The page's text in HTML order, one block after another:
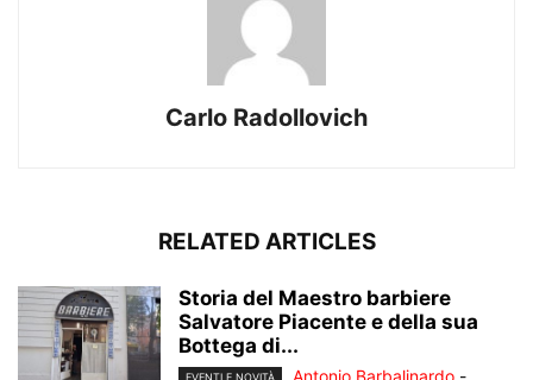
Carlo Radollovich
RELATED ARTICLES
Storia del Maestro barbiere
Salvatore Piacente e della sua
Bottega di...
EVENTI E NOVITÀ Antonio Barbalinardo -